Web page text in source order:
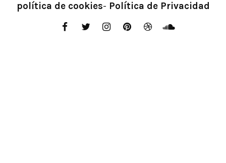
política de cookies- Política de Privacidad